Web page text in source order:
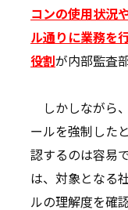
コンの使用状況
ル通りに業務を
役割が内部監査
しかしながら
ールを強制した
認するのは容易
は、対象となる
ルの理解度を確